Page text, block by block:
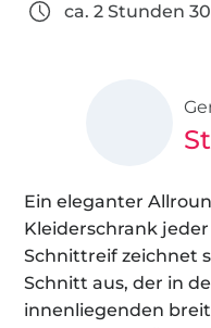
ca. 2 Stunden
Ein eleganter
Kleiderschrank
Schnittreif zeichnet
Schnitt aus, der in
innenliegenden